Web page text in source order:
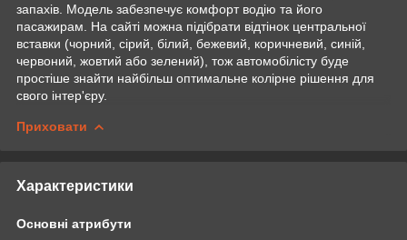
запахів. Модель забезпечує комфорт водію та його
пасажирам. На сайті можна підібрати відтінок центральної
вставки (чорний, сірий, білий, бежевий, коричневий, синій,
червоний, жовтий або зелений), тож автомобілісту буде
простіше знайти найбільш оптимальне колірне рішення для
свого інтер'єру.
Приховати
Характеристики
Основні атрибути